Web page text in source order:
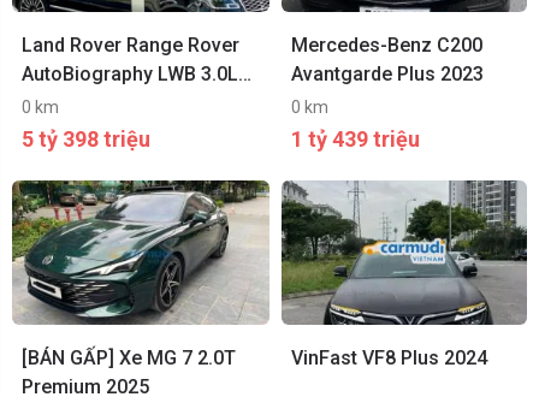
Land Rover Range Rover
AutoBiography LWB 3.0L
2021
0 km
5 tỷ 398 triệu
Mercedes-Benz C200
Avantgarde Plus 2023
0 km
1 tỷ 439 triệu
[BÁN GẤP] Xe MG 7 2.0T
Premium 2025
VinFast VF8 Plus 2024